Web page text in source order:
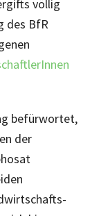
völlig
des BfR
befürwortet,
der